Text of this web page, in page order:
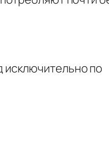
исключительно по